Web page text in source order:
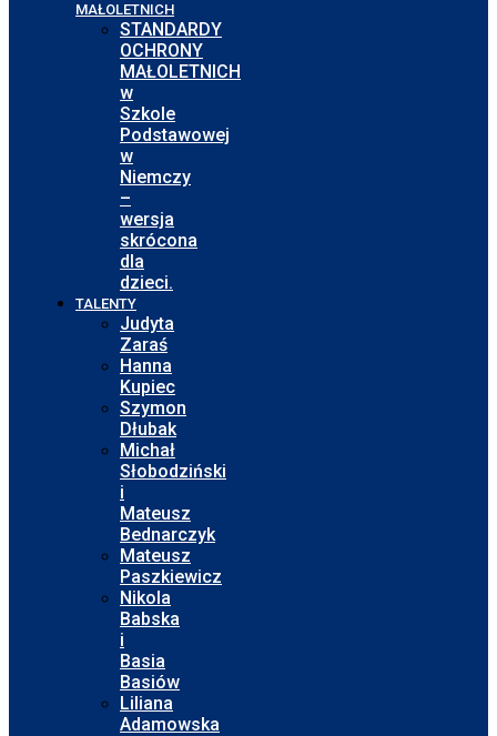
MAŁOLETNICH
STANDARDY
OCHRONY
MAŁOLETNICH
w
Szkole
Podstawowej
w
Niemczy
–
wersja
skrócona
dla
dzieci.
TALENTY
Judyta
Zaraś
Hanna
Kupiec
Szymon
Dłubak
Michał
Słobodziński
i
Mateusz
Bednarczyk
Mateusz
Paszkiewicz
Nikola
Babska
i
Basia
Basiów
Liliana
Adamowska